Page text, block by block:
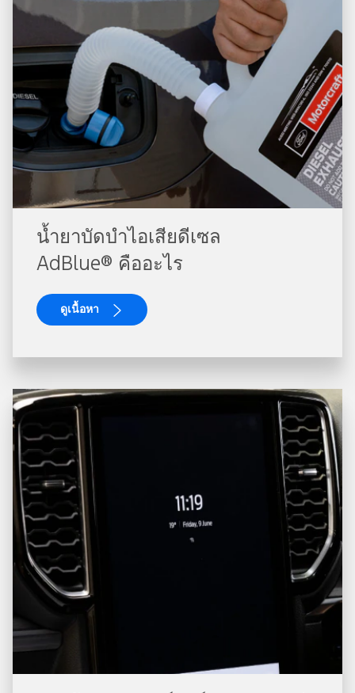
น้ำยาบัดบำไอเสียดีเซล
AdBlue® คืออะไร
ดูเนื้อหา